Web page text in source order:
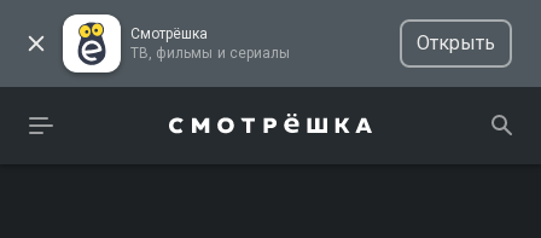
Смотрёшка
ТВ, фильмы и сериалы
Открыть